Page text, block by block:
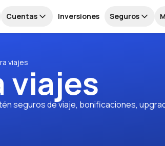
Cuentas Inversiones Seguros
viajes
viajes
seguros de viaje, bonificaciones,